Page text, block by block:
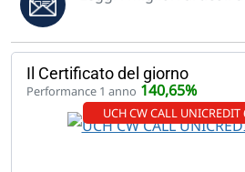
Il Certificato del giorno
Performance 1 anno 140,65%
UCH CW CALL